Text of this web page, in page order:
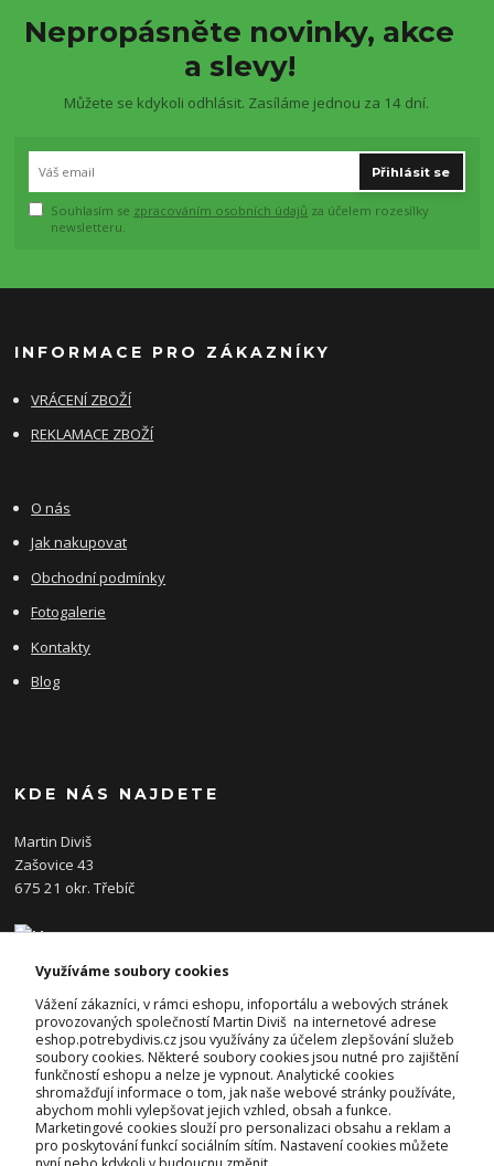
Nepropásněte novinky, akce
a slevy!
Můžete se kdykoli odhlásit. Zasíláme jednou za 14 dní.
Přihlásit se
Souhlasím se zpracováním osobních údajů za účelem rozesílky
newsletteru.
INFORMACE PRO ZÁKAZNÍKY
VRÁCENÍ ZBOŽÍ
REKLAMACE ZBOŽÍ
O nás
Jak nakupovat
Obchodní podmínky
Fotogalerie
Kontakty
Blog
KDE NÁS NAJDETE
Martin Diviš
Zašovice 43
675 21 okr. Třebíč
KONTAKTY
Josef Diviš
+420 728 382 742
(Po-Pá, 7-17hod.)
prodejna@potrebydivis.cz
Využíváme soubory cookies
Vážení zákazníci, v rámci eshopu, infoportálu a webových stránek
provozovaných společností Martin Diviš na internetové adrese
eshop.potrebydivis.cz jsou využívány za účelem zlepšování služeb
soubory cookies. Některé soubory cookies jsou nutné pro zajištění
funkčností eshopu a nelze je vypnout. Analytické cookies
shromažďují informace o tom, jak naše webové stránky používáte,
abychom mohli vylepšovat jejich vzhled, obsah a funkce.
Marketingové cookies slouží pro personalizaci obsahu a reklam a
pro poskytování funkcí sociálním sítím. Nastavení cookies můžete